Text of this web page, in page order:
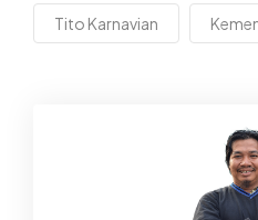
Tito Karnavian